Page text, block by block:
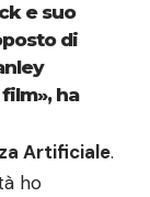
e suo
di
ha
Artificiale.
ho